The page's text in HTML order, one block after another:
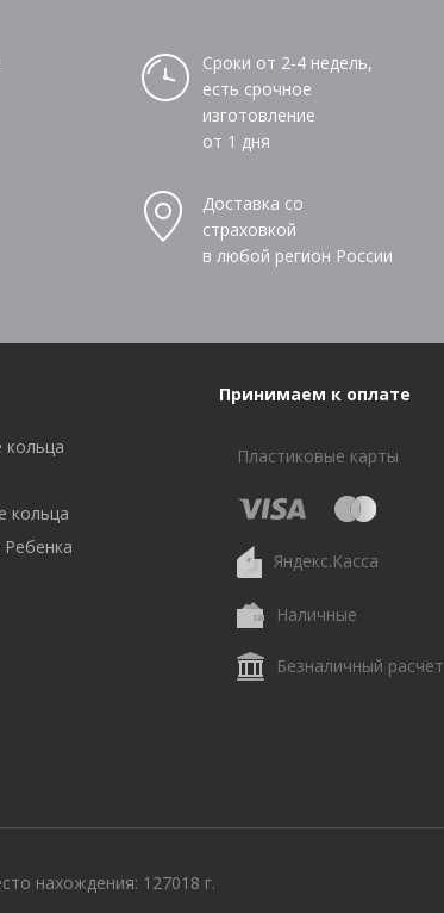
Сроки от 2-4 недель,
есть срочное
изготовление
от 1 дня
Доставка со
страховкой
в любой регион России
кольца
Принимаем к оплате
Пластиковые карты
Яндекс.Касса
Наличные
Безналичный расчет
нахождения: 127018 г.